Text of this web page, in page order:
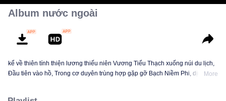
Album nước ngoài
kể về thiên tính thiện lương thiếu niên Vương Tiểu Thạch xuống núi du lịch,
Đầu tiên vào hồ, Trong cơ duyên trùng hợp gặp gỡ Bạch Niềm Phi, dịu
More